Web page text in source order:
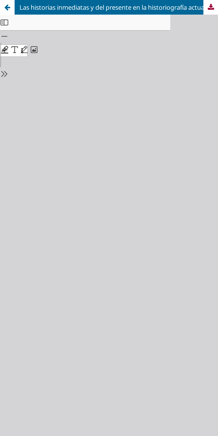
Las historias inmediatas y del presente en la historiografía actual